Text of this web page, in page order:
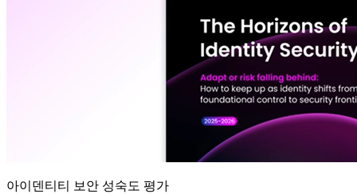
아이덴티티 보안 성숙도 평가